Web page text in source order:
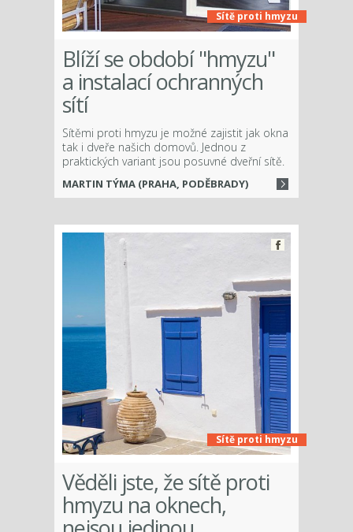
Sítě proti hmyzu
Blíží se období "hmyzu"
a instalací ochranných
sítí
Sítěmi proti hmyzu je možné zajistit jak okna
tak i dveře našich domovů. Jednou z
praktických variant jsou posuvné dveřní sítě.
MARTIN TÝMA (PRAHA, PODĚBRADY)
Sítě proti hmyzu
Věděli jste, že sítě proti
hmyzu na oknech,